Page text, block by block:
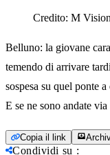
Credito: M
Belluno: la giovane
temendo di arrivare
sospesa su quel ponte
E se ne sono andate
Copia il link
Condividi su :